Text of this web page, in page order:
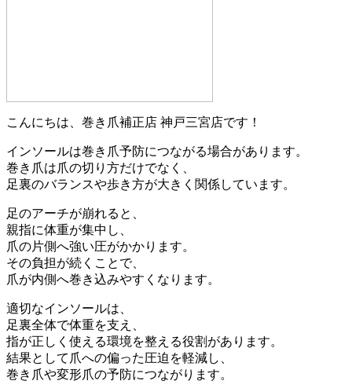
こんにちは、巻き爪補正店 神戸三宮店です！
インソールは巻き爪予防につながる場合があります。
巻き爪は爪の切り方だけでなく、
足裏のバランスや歩き方が大きく関係しています。
足のアーチが崩れると、
親指に体重が集中し、
爪の片側へ強い圧がかかります。
その負担が続くことで、
爪が内側へ巻き込みやすくなります。
適切なインソールは、
足裏全体で体重を支え、
指が正しく使える環境を整える役割があります。
結果として爪への偏った圧迫を軽減し、
巻き爪や変形爪の予防につながります。